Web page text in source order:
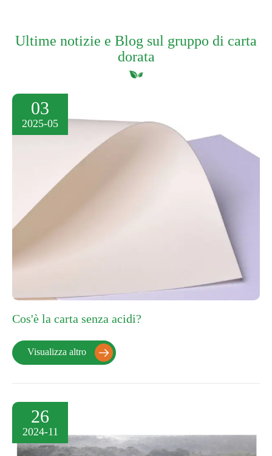
Ultime notizie e Blog sul gruppo di carta
dorata
03
2025-05
Cos'è la carta senza acidi?
Visualizza altro 
26
2024-11